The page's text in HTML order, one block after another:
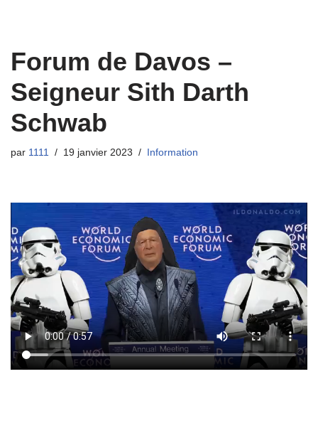
Forum de Davos –
Seigneur Sith Darth
Schwab
par 1111 19 janvier 2023 Information